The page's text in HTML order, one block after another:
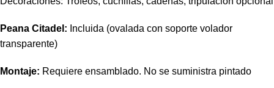
Peana Citadel: Incluida (ovalada con soporte volador
transparente)
Montaje: Requiere ensamblado. No se suministra pintado